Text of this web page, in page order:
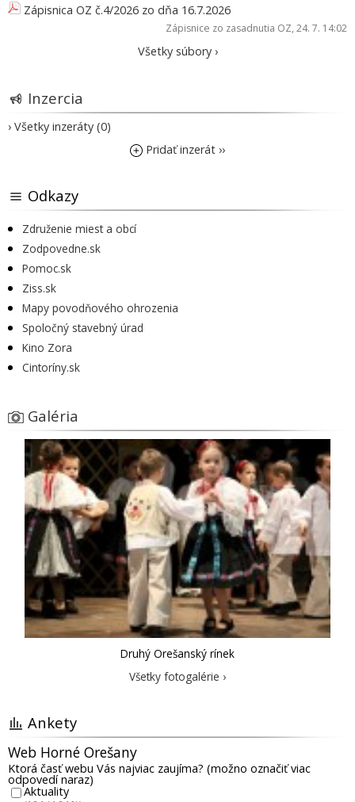
Zápisnica OZ č.4/2026 zo dňa 16.7.2026
Zápisnice zo zasadnutia OZ, 24. 7. 14:02
Všetky súbory ›
Inzercia
› Všetky inzeráty (0)
Pridať inzerát ››
Odkazy
Združenie miest a obcí
Zodpovedne.sk
Pomoc.sk
Ziss.sk
Mapy povodňového ohrozenia
Spoločný stavebný úrad
Kino Zora
Cintoríny.sk
Galéria
Druhý Orešanský rínek
Všetky fotogalérie ›
Ankety
Web Horné Orešany
Ktorá časť webu Vás najviac zaujíma? (možno označiť viac
odpovedí naraz)
Aktuality